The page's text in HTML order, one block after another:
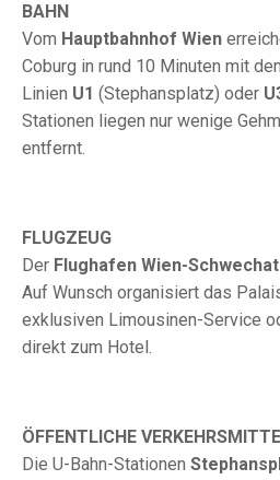
BAHN
Vom Hauptbahnhof Wien
Coburg in rund 10 Minuten mit
Linien U1 (Stephansplatz) oder
Stationen liegen nur wenige
entfernt.
FLUGZEUG
Der Flughafen Wien-Schwechat
Auf Wunsch organisiert das
exklusiven Limousinen-Service
direkt zum Hotel.
ÖFFENTLICHE
Die U-Bahn-Stationen